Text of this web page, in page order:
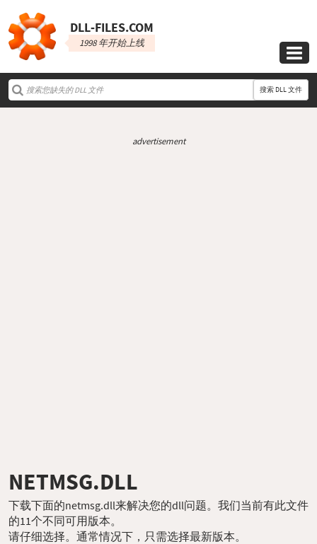
DLL‑FILES.COM
1998 年开始上线

搜索 DLL 文件
advertisement
NETMSG.DLL
下载下面的netmsg.dll来解决您的dll问题。我们当前有此文件
的11个不同可用版本。
请仔细选择。通常情况下，只需选择最新版本。